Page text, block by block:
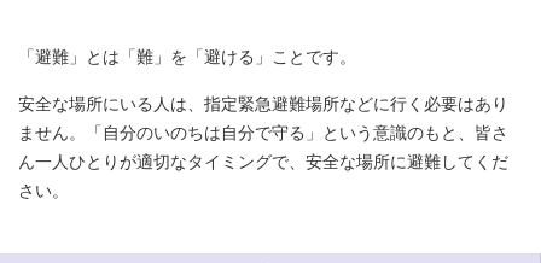
「避難」とは「難」を「避ける」ことです。
安全な場所にいる人は、指定緊急避難場所などに行く必要はあり
ません。「自分のいのちは自分で守る」という意識のもと、皆さ
ん一人ひとりが適切なタイミングで、安全な場所に避難してくだ
さい。